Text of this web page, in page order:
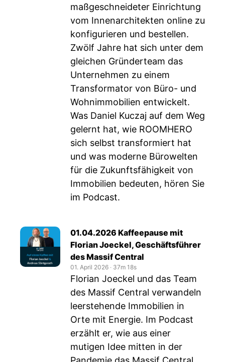
maßgeschneideter Einrichtung
vom Innenarchitekten online zu
konfigurieren und bestellen.
Zwölf Jahre hat sich unter dem
gleichen Gründerteam das
Unternehmen zu einem
Transformator von Büro- und
Wohnimmobilien entwickelt.
Was Daniel Kuczaj auf dem Weg
gelernt hat, wie ROOMHERO
sich selbst transformiert hat
und was moderne Bürowelten
für die Zukunftsfähigkeit von
Immobilien bedeuten, hören Sie
im Podcast.
01.04.2026 Kaffeepause mit
Florian Joeckel, Geschäftsführer
des Massif Central
01. April 2026 ‧ 37m 18s
Florian Joeckel und das Team
des Massif Central verwandeln
leerstehende Immobilien in
Orte mit Energie. Im Podcast
erzählt er, wie aus einer
mutigen Idee mitten in der